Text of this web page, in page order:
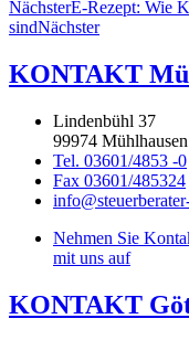
NächsterE-Rezept: Wie
sindNächster
KONTAKT
Lindenbühl 37
99974 Mühlhausen
Tel. 03601/4853 -0
Fax 03601/485324
Nehmen Sie
mit uns auf
KONTAKT